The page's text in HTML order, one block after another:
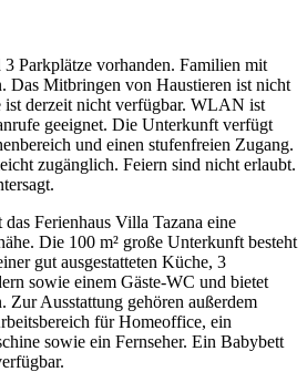
Parkplätze vorhanden. Familien mit
Das Mitbringen von Haustieren ist nicht
ist derzeit nicht verfügbar. WLAN ist
geeignet. Die Unterkunft verfügt
und einen stufenfreien Zugang.
zugänglich. Feiern sind nicht erlaubt.
Ferienhaus Villa Tazana eine
Die 100 m² große Unterkunft besteht
gut ausgestatteten Küche, 3
sowie einem Gäste-WC und bietet
Zur Ausstattung gehören außerdem
für Homeoffice, ein
sowie ein Fernseher. Ein Babybett